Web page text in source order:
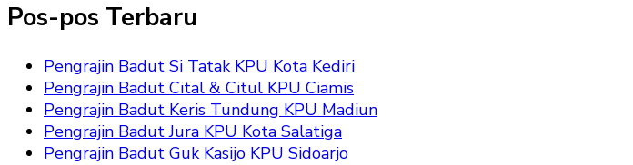
Pos-pos Terbaru
Pengrajin Badut Si Tatak KPU Kota Kediri
Pengrajin Badut Cital & Citul KPU Ciamis
Pengrajin Badut Keris Tundung KPU Madiun
Pengrajin Badut Jura KPU Kota Salatiga
Pengrajin Badut Guk Kasijo KPU Sidoarjo